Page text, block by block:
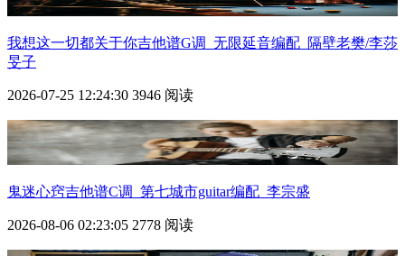
我想这一切都关于你吉他谱G调_无限延音编配_隔壁老樊/李莎
旻子
2026-07-25 12:24:30 3946 阅读
鬼迷心窍吉他谱C调_第七城市guitar编配_李宗盛
2026-08-06 02:23:05 2778 阅读